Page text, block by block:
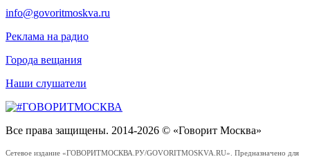
info@govoritmoskva.ru
Реклама на радио
Города вещания
Наши слушатели
Все права защищены. 2014-2026 © «Говорит Москва»
Сетевое издание «ГОВОРИТМОСКВА.РУ/GOVORITMOSKVA.RU». Предназначено для